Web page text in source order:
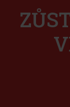
SKLADEM(2